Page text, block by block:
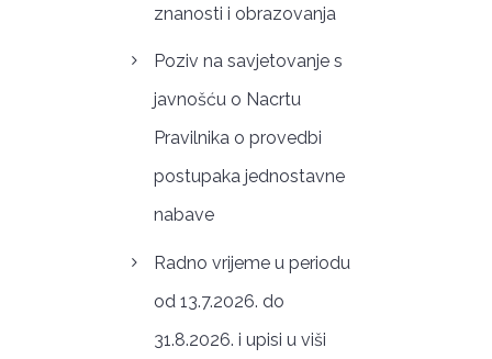
znanosti i obrazovanja
Poziv na savjetovanje s
javnošću o Nacrtu
Pravilnika o provedbi
postupaka jednostavne
nabave
Radno vrijeme u periodu
od 13.7.2026. do
31.8.2026. i upisi u viši